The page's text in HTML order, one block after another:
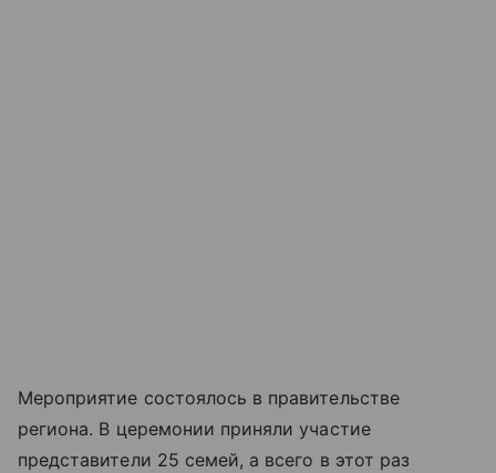
Мероприятие состоялось в правительстве
региона. В церемонии приняли участие
представители 25 семей, а всего в этот раз